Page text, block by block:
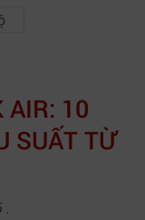
AIR: 10
SUẤT TỪ
.